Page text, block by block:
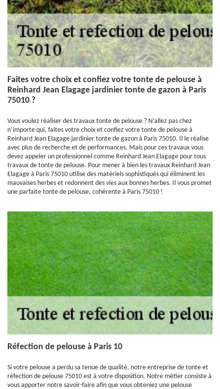
Faites votre choix et confiez votre tonte de pelouse à
Reinhard Jean Elagage jardinier tonte de gazon à Paris
75010 ?
Vous voulez réaliser des travaux tonte de pelouse ? N’allez pas chez
n’importe qui, faites votre choix et confiez votre tonte de pelouse à
Reinhard Jean Elagage jardinier tonte de gazon à Paris 75010. Il le réalise
avec plus de recherche et de performances. Mais pour ces travaux vous
devez appeler un professionnel comme Reinhard Jean Elagage pour tous
travaux de tonte de pelouse. Pour mener à bien les travaux Reinhard Jean
Elagage à Paris 75010 utilise des matériels sophistiqués qui éliminent les
mauvaises herbes et redonnent des vies aux bonnes herbes. Il vous promet
une parfaite tonte de pelouse, cohérente à Paris 75010 !
Réfection de pelouse à Paris 10
Si votre pelouse a perdu sa tenue de qualité, notre entreprise de tonte et
réfection de pelouse 75010 est à votre disposition. Notre métier consiste à
vous apporter notre savoir-faire afin que vous obteniez une pelouse